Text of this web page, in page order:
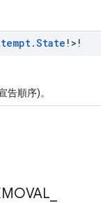
.State !>!
告順序)。